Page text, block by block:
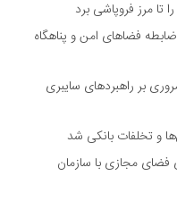
مرز فروپاشی برد
فضا‌های امن و پناهگاه
بر راهبرد‌های سایبری
و تخلفات بانکی شد
مجازی با سازمان